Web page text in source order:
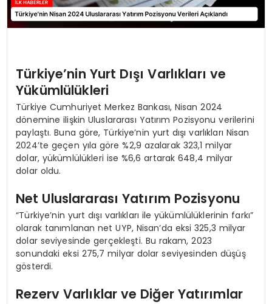
Türkiye’nin Yurt Dışı Varlıkları ve
Yükümlülükleri
Türkiye Cumhuriyet Merkez Bankası, Nisan 2024
dönemine ilişkin Uluslararası Yatırım Pozisyonu verilerini
paylaştı. Buna göre, Türkiye’nin yurt dışı varlıkları Nisan
2024’te geçen yıla göre %2,9 azalarak 323,1 milyar
dolar, yükümlülükleri ise %6,6 artarak 648,4 milyar
dolar oldu.
Net Uluslararası Yatırım Pozisyonu
“Türkiye’nin yurt dışı varlıkları ile yükümlülüklerinin farkı”
olarak tanımlanan net UYP, Nisan’da eksi 325,3 milyar
dolar seviyesinde gerçekleşti. Bu rakam, 2023
sonundaki eksi 275,7 milyar dolar seviyesinden düşüş
gösterdi.
Rezerv Varlıklar ve Diğer Yatırımlar